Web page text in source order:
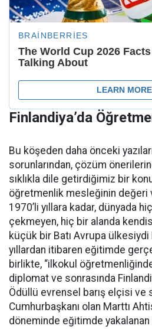
Finlandiya’da
Bu köşeden daha önceki
sorunlarından, çözüm
sıklıkla dile getirdiğimiz bir
öğretmenlik mesleğinin değeri
1970’li yıllara kadar, dünyada
çekmeyen, hiç bir alanda
küçük bir Batı Avrupa ülkesiydi
yıllardan itibaren eğitimde
birlikte, “ilkokul
diplomat ve sonrasında
Ödüllü evrensel barış elçisi ve
Cumhurbaşkanı olan Marttı
döneminde eğitimde yakalanan